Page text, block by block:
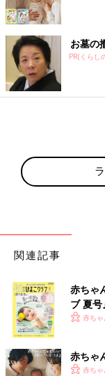
●初めてママ＆パパのた
お墓の
PR(くらし
関連記事
赤ちゃ
ブ 夏
く！ お
赤ち
赤ちゃ
赤ち